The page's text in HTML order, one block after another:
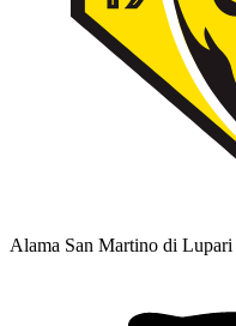
Alama San Martino di Lupari